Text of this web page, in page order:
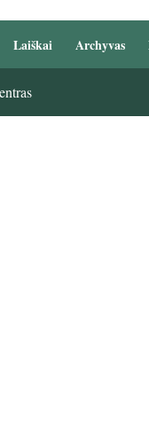
Laiškai Archyvas